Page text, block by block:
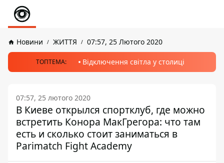
Новини ЖИТТЯ 07:57, 25 Лютого 2020
ТОПТЕМА: Відключення світла у столиці
07:57, 25 лютого 2020
В Киеве открылся спортклуб, где можно
встретить Конора МакГрегора: что там
есть и сколько стоит заниматься в
Parimatch Fight Academy